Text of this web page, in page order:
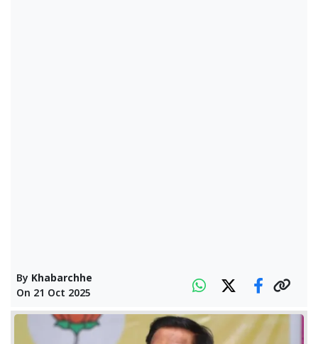
By Khabarchhe
On 21 Oct 2025